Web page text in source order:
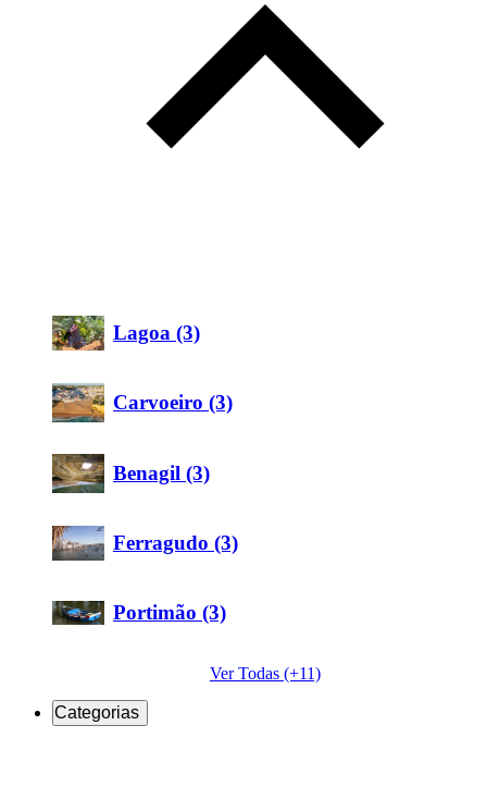
Lagoa (3)
Carvoeiro (3)
Benagil (3)
Ferragudo (3)
Portimão (3)
Ver Todas (+11)
Categorias